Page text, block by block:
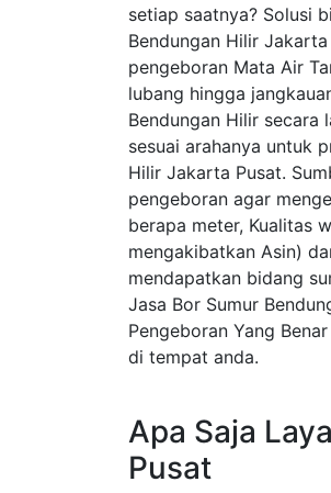
setiap saatnya? Solusi
Bendungan Hilir
pengeboran Mata Air
lubang hingga
Bendungan Hilir secara
sesuai arahanya untuk
Hilir Jakarta Pusat.
pengeboran agar
berapa meter, Kualitas
mengakibatkan Asin)
mendapatkan bidang
Jasa Bor Sumur
Pengeboran Yang
di tempat anda.
Apa Saja
Pusat